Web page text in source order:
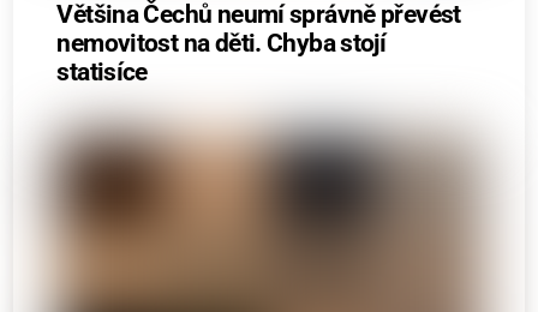
Většina Čechů neumí správně převést
nemovitost na děti. Chyba stojí
statisíce